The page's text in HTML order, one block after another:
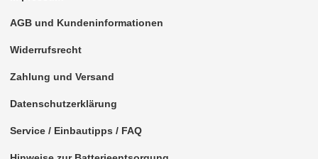
AGB und Kundeninformationen
Widerrufsrecht
Zahlung und Versand
Datenschutzerklärung
Service / Einbautipps / FAQ